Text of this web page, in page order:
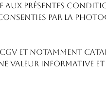
aux présentes
par la
et notamment
valeur informative